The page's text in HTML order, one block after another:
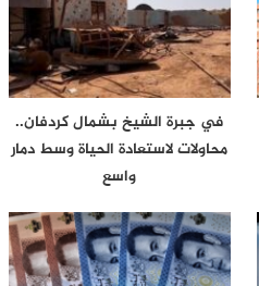
في جبرة الشيخ بشمال كردفان..
محاولات لاستعادة الحياة وسط دمار
واسع